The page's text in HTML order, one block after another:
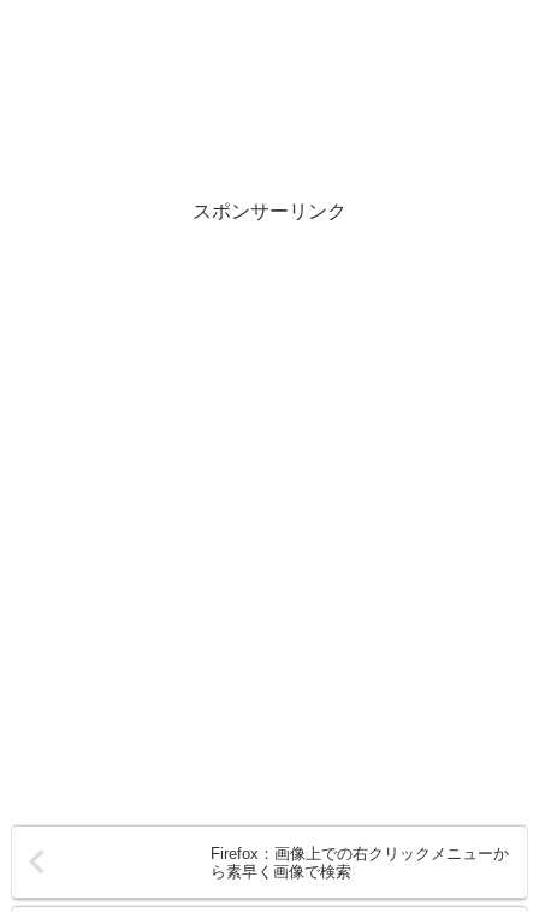
スポンサーリンク
Firefox：画像上での右クリックメニューか
ら素早く画像で検索